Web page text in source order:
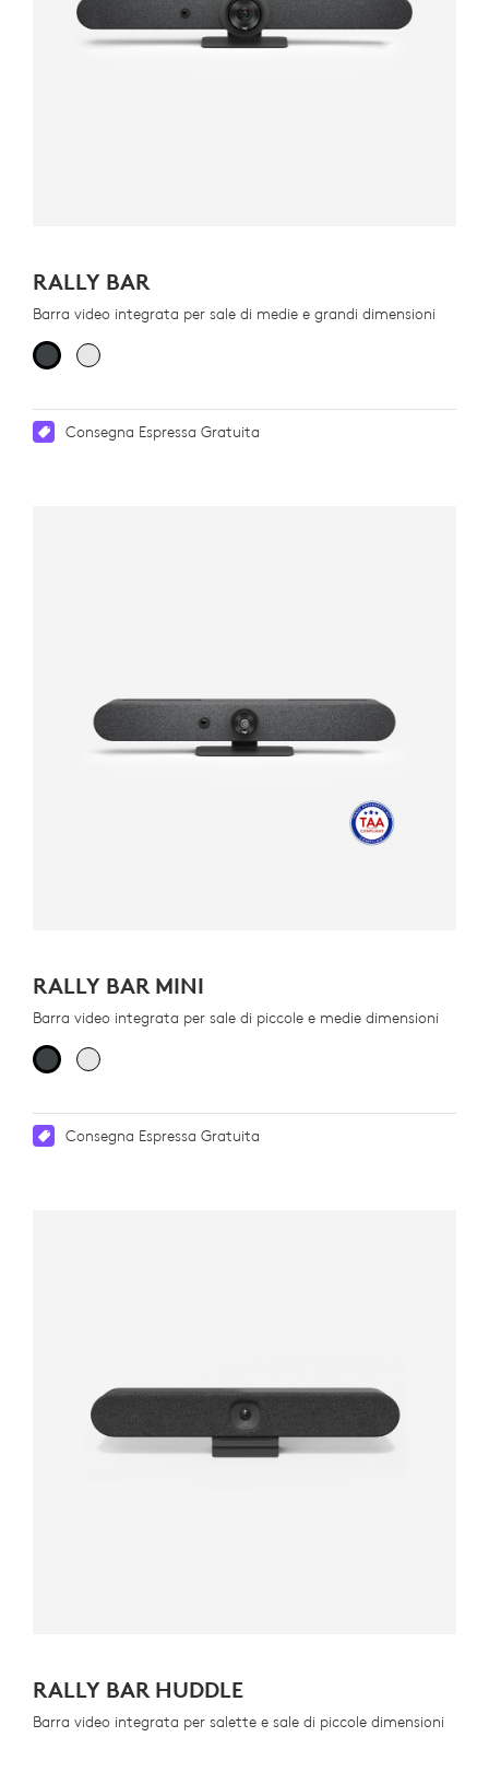
RALLY BAR
Barra video integrata per sale di medie e grandi dimensioni
Consegna Espressa Gratuita
RALLY BAR MINI
Barra video integrata per sale di piccole e medie dimensioni
Consegna Espressa Gratuita
RALLY BAR HUDDLE
Barra video integrata per salette e sale di piccole dimensioni